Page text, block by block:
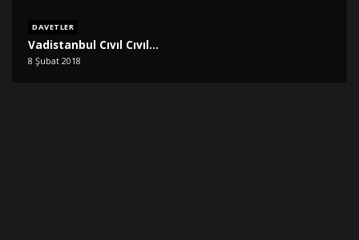
DAVETLER
Vadistanbul Cıvıl Cıvıl…
8 Şubat 2018